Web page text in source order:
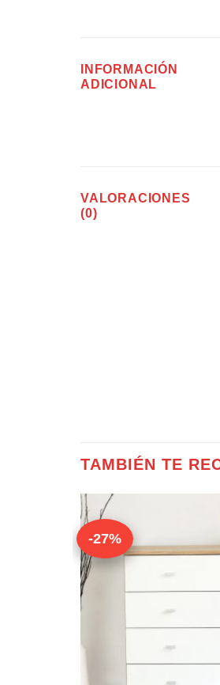
INFORMACIÓN
ADICIONAL
VALORACIONES
(0)
TAMBIÉN TE
-27%